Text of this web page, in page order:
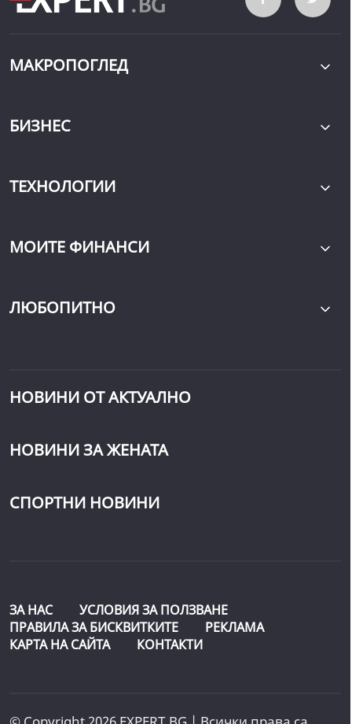
МАКРОПОГЛЕД
БИЗНЕС
ТЕХНОЛОГИИ
МОИТЕ ФИНАНСИ
ЛЮБОПИТНО
НОВИНИ ОТ АКТУАЛНО
НОВИНИ ЗА ЖЕНАТА
СПОРТНИ НОВИНИ
ЗА НАС
УСЛОВИЯ ЗА ПОЛЗВАНЕ
ПРАВИЛА ЗА БИСКВИТКИТЕ
РЕКЛАМА
КАРТА НА САЙТА
КОНТАКТИ